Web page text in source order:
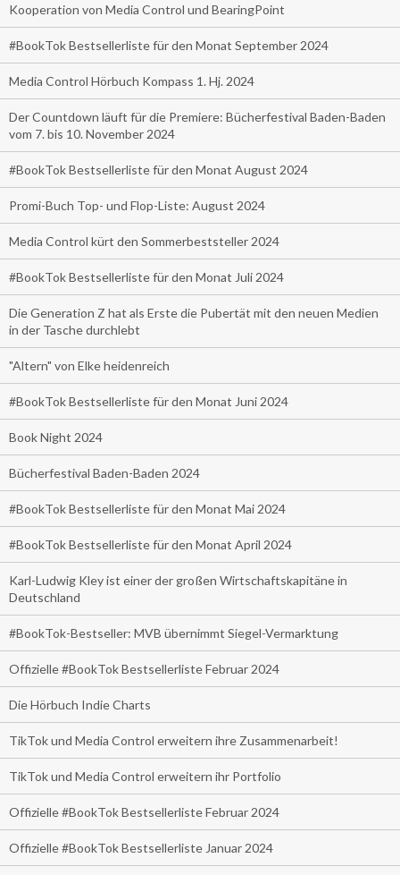
Kooperation von Media Control und BearingPoint
#BookTok Bestsellerliste für den Monat September 2024
Media Control Hörbuch Kompass 1. Hj. 2024
Der Countdown läuft für die Premiere: Bücherfestival Baden-Baden
vom 7. bis 10. November 2024
#BookTok Bestsellerliste für den Monat August 2024
Promi-Buch Top- und Flop-Liste: August 2024
Media Control kürt den Sommerbeststeller 2024
#BookTok Bestsellerliste für den Monat Juli 2024
Die Generation Z hat als Erste die Pubertät mit den neuen Medien
in der Tasche durchlebt
"Altern" von Elke heidenreich
#BookTok Bestsellerliste für den Monat Juni 2024
Book Night 2024
Bücherfestival Baden-Baden 2024
#BookTok Bestsellerliste für den Monat Mai 2024
#BookTok Bestsellerliste für den Monat April 2024
Karl-Ludwig Kley ist einer der großen Wirtschaftskapitäne in
Deutschland
#BookTok-Bestseller: MVB übernimmt Siegel-Vermarktung
Offizielle #BookTok Bestsellerliste Februar 2024
Die Hörbuch Indie Charts
TikTok und Media Control erweitern ihre Zusammenarbeit!
TikTok und Media Control erweitern ihr Portfolio
Offizielle #BookTok Bestsellerliste Februar 2024
Offizielle #BookTok Bestsellerliste Januar 2024